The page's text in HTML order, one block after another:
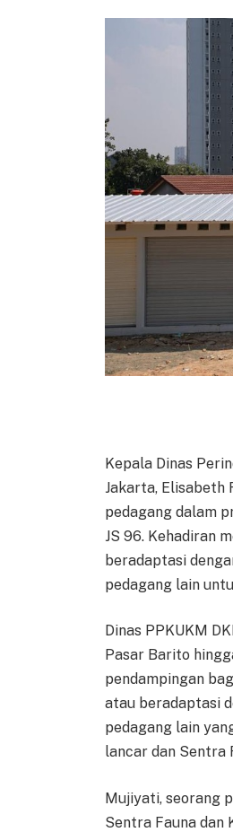
Kepala Dinas
Jakarta, Elisabeth
pedagang dalam
JS 96. Kehadiran
beradaptasi
pedagang lain
Dinas PPKUKM
Pasar Barito
pendampingan
atau beradaptasi
pedagang lain
lancar dan Sentra
Mujiyati, seorang
Sentra Fauna dan